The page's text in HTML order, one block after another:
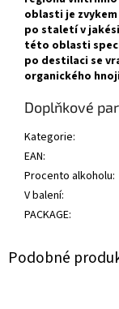
oblasti je
po staletí v
této oblasti
po destilaci se
organického
Doplňkové
Kategorie:
EAN:
Procento alkoholu:
V balení:
PACKAGE: